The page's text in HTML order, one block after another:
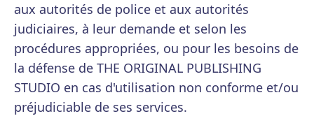
aux autorités de police et aux autorités
judiciaires, à leur demande et selon les
procédures appropriées, ou pour les besoins de
la défense de THE ORIGINAL PUBLISHING
STUDIO en cas d'utilisation non conforme et/ou
préjudiciable de ses services.